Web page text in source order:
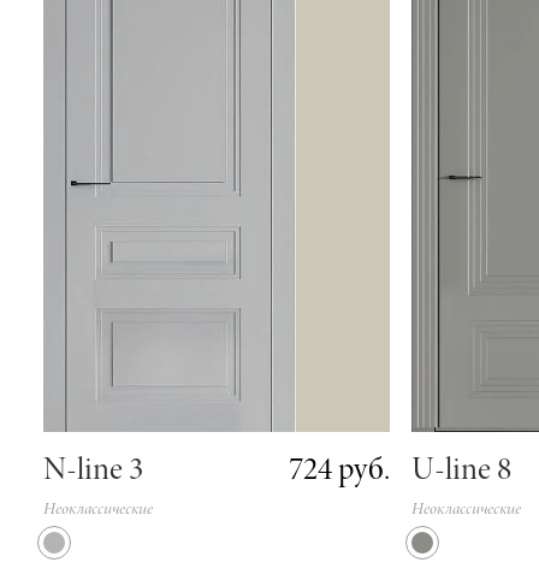
N-line 3 724 руб.
Неоклассические
U-line 8
Неоклассические